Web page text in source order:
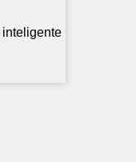
inteligente